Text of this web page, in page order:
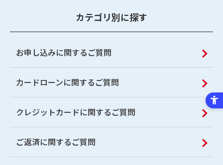
カテゴリ別に探す
お申し込みに関するご質問
カードローンに関するご質問
クレジットカードに関するご質問
ご返済に関するご質問